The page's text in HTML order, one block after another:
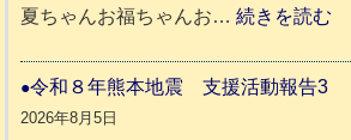
夏ちゃんお福ちゃんお…続きを読む
令和８年熊本地震 支援活動報告3
2026年8月5日